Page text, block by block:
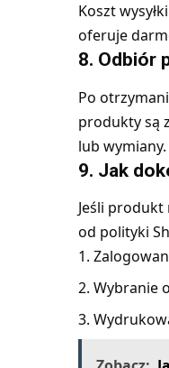
Koszt
oferuje
8. Odbiór
Po
produkty są
lub wymiany.
9. Jak
Jeśli produkt
od polityki
Wybranie